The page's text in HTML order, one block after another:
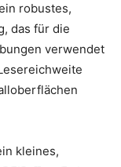
robustes,
das für die
verwendet
kleines,